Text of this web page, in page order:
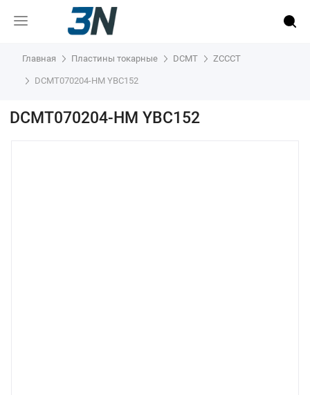
Главная Пластины токарные DCMT ZCCCT
DCMT070204-HM YBC152
DCMT070204-HM YBC152